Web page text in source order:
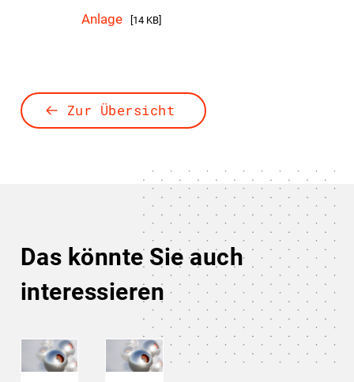
Anlage [14 KB]
Zur Übersicht
Das könnte Sie auch
interessieren